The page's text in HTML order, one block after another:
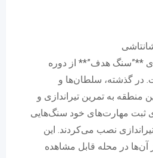
**”سنگ هدف”** از دوره
در گذشته، سلطان‌ها و
منطقه به تمرین تیراندازی و
ثبت مهارت‌های خود سنگ‌هایی
نصب می‌کردند. این
در محله قابل مشاهده